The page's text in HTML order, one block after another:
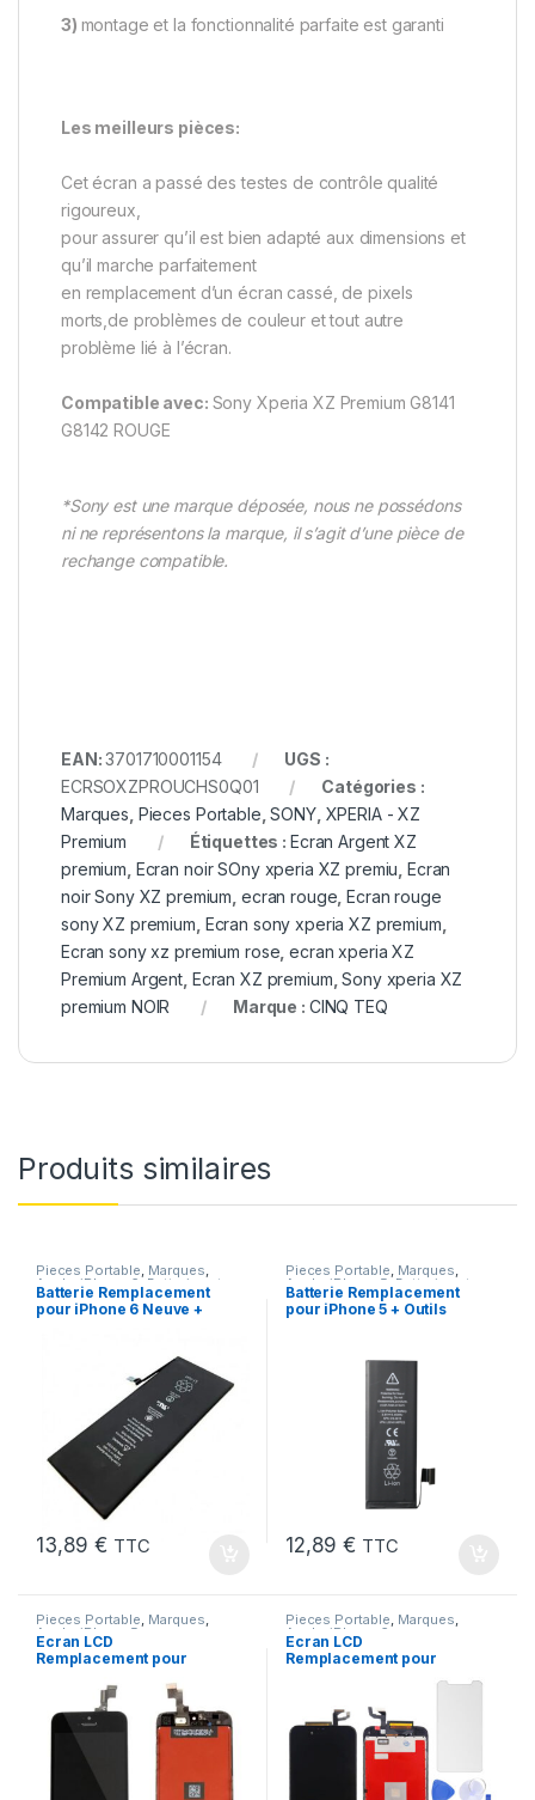
3) montage et la fonctionnalité parfaite est garanti
Les meilleurs pièces:
Cet écran a passé des testes de contrôle qualité
rigoureux,
pour assurer qu’il est bien adapté aux dimensions et
qu’il marche parfaitement
en remplacement d’un écran cassé, de pixels
morts,de problèmes de couleur et tout autre
problème lié à l’écran.
Compatible avec: Sony Xperia XZ Premium G8141
G8142 ROUGE
*Sony est une marque déposée, nous ne possédons
ni ne représentons la marque, il s’agit d’une pièce de
rechange compatible.
EAN:3701710001154
UGS :
ECRSOXZPROUCHS0Q01
Catégories :
Marques Pieces Portable ,SONY, XPERIA - XZ
Premium
Étiquettes : Ecran Argent XZ
premium Ecran noir SOny xperia XZ premiu ,Ecran
noir Sony XZ premium ecran rouge ,Ecran rouge
sony XZ premium Ecran sony xperia XZ premium
Ecran sony xz premium rose ,ecran xperia XZ
Premium Argent Ecran XZ premium ,Sony xperia XZ
premium NOIR
Marque : CINQ TEQ
Produits similaires
Pieces Portable, Marques,
Apple iPhone 6 , Batteries et
chargeurs,Batteries Apple
Batterie Remplacement
pour iPhone 6 Neuve +
13,89€ TTC
Pieces Portable, Marques,
Apple iPhone 5 , Batteries et
chargeurs,Batteries Apple
Batterie Remplacement
pour iPhone 5 + Outils
12,89€ TTC
Pieces Portable, Marques,
Apple iPhone 5s
Ecran LCD
Remplacement pour
tactile + Outils
Pieces Portable, Marques,
Apple iPhone 6s
Ecran LCD
Remplacement pour